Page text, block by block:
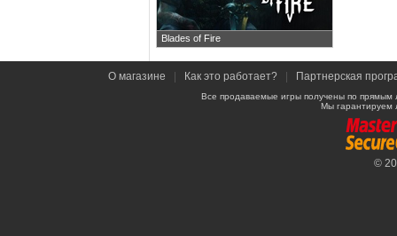
Blades of Fire
О магазине Как это работает? Партнерская
Все продаваемые игры получены по
Мы гарантируем
©